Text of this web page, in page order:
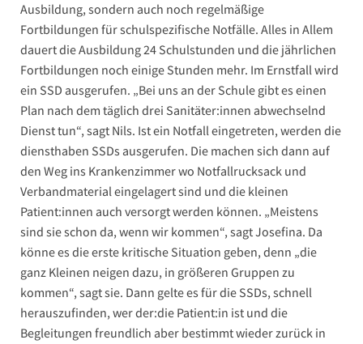
Ausbildung, sondern auch noch regelmäßige
Fortbildungen für schulspezifische Notfälle. Alles in Allem
dauert die Ausbildung 24 Schulstunden und die jährlichen
Fortbildungen noch einige Stunden mehr. Im Ernstfall wird
ein SSD ausgerufen. „Bei uns an der Schule gibt es einen
Plan nach dem täglich drei Sanitäter:innen abwechselnd
Dienst tun“, sagt Nils. Ist ein Notfall eingetreten, werden die
diensthaben SSDs ausgerufen. Die machen sich dann auf
den Weg ins Krankenzimmer wo Notfallrucksack und
Verbandmaterial eingelagert sind und die kleinen
Patient:innen auch versorgt werden können. „Meistens
sind sie schon da, wenn wir kommen“, sagt Josefina. Da
könne es die erste kritische Situation geben, denn „die
ganz Kleinen neigen dazu, in größeren Gruppen zu
kommen“, sagt sie. Dann gelte es für die SSDs, schnell
herauszufinden, wer der:die Patient:in ist und die
Begleitungen freundlich aber bestimmt wieder zurück in